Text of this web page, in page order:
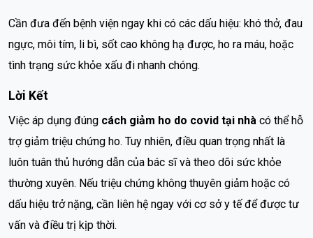
Cần đưa đến bệnh viện ngay khi có các dấu hiệu: khó thở, đau
ngực, môi tím, li bì, sốt cao không hạ được, ho ra máu, hoặc
tình trạng sức khỏe xấu đi nhanh chóng.
Lời Kết
Việc áp dụng đúng cách giảm ho do covid tại nhà có thể hỗ
trợ giảm triệu chứng ho. Tuy nhiên, điều quan trọng nhất là
luôn tuân thủ hướng dẫn của bác sĩ và theo dõi sức khỏe
thường xuyên. Nếu triệu chứng không thuyên giảm hoặc có
dấu hiệu trở nặng, cần liên hệ ngay với cơ sở y tế để được tư
vấn và điều trị kịp thời.